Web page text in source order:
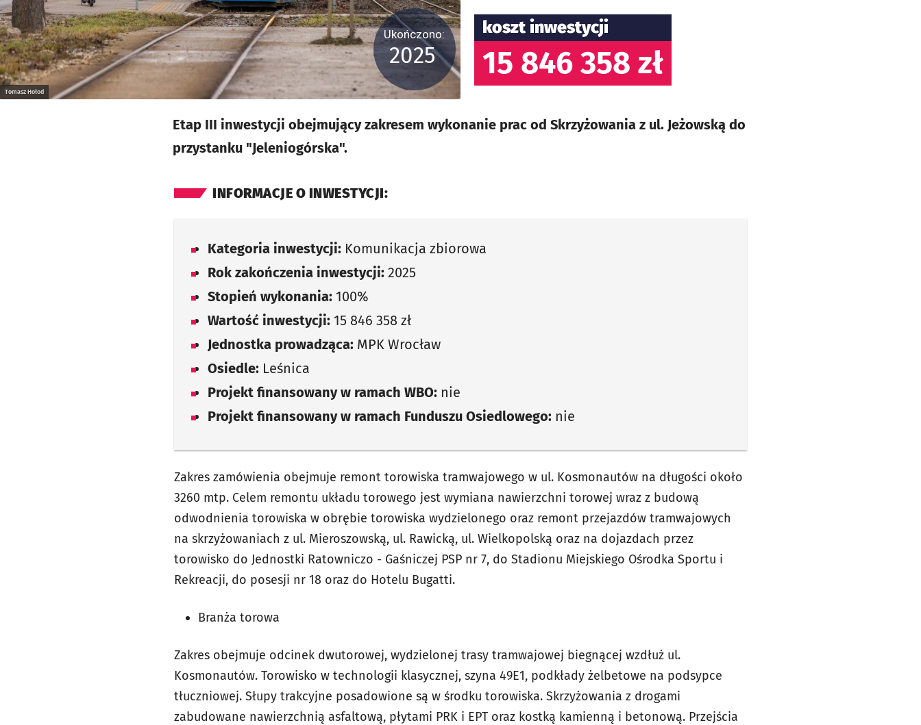
Tomasz Hołod
Ukończono:
2025
koszt inwestycji
15 846 358 zł
Etap III inwestycji obejmujący zakresem wykonanie prac od Skrzyżowania z ul. Jeżowską do
przystanku "Jeleniogórska".
INFORMACJE O INWESTYCJI:
Kategoria inwestycji: Komunikacja zbiorowa
Rok zakończenia inwestycji: 2025
Stopień wykonania: 100%
Wartość inwestycji: 15 846 358 zł
Jednostka prowadząca: MPK Wrocław
Osiedle: Leśnica
Projekt finansowany w ramach WBO: nie
Projekt finansowany w ramach Funduszu Osiedlowego: nie
Zakres zamówienia obejmuje remont torowiska tramwajowego w ul. Kosmonautów na długości około
3260 mtp. Celem remontu układu torowego jest wymiana nawierzchni torowej wraz z budową
odwodnienia torowiska w obrębie torowiska wydzielonego oraz remont przejazdów tramwajowych
na skrzyżowaniach z ul. Mieroszowską, ul. Rawicką, ul. Wielkopolską oraz na dojazdach przez
torowisko do Jednostki Ratowniczo - Gaśniczej PSP nr 7, do Stadionu Miejskiego Ośrodka Sportu i
Rekreacji, do posesji nr 18 oraz do Hotelu Bugatti.
Branża torowa
Zakres obejmuje odcinek dwutorowej, wydzielonej trasy tramwajowej biegnącej wzdłuż ul.
Kosmonautów. Torowisko w technologii klasycznej, szyna 49E1, podkłady żelbetowe na podsypce
tłuczniowej. Słupy trakcyjne posadowione są w środku torowiska. Skrzyżowania z drogami
zabudowane nawierzchnią asfaltową, płytami PRK i EPT oraz kostką kamienną i betonową. Przejścia